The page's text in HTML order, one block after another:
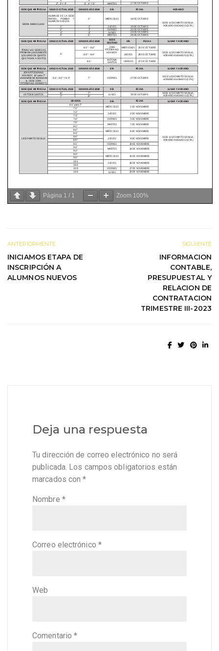
Página 1 / 1 Zoom 100%
ANTERIORMENTE
INICIAMOS ETAPA DE
INSCRIPCIÓN A
ALUMNOS NUEVOS
SIGUIENTE
INFORMACION
CONTABLE,
PRESUPUESTAL Y
RELACION DE
CONTRATACION
TRIMESTRE III-2023
Deja una respuesta
Tu dirección de correo electrónico no será
publicada. Los campos obligatorios están
marcados con*
Nombre *
Correo electrónico *
Web
Comentario*